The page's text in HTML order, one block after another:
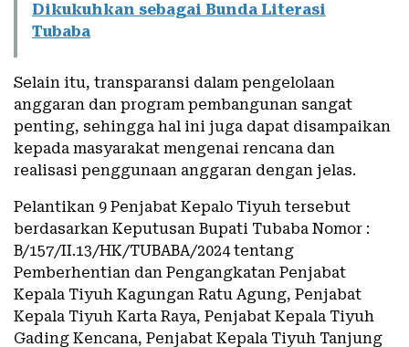
Dikukuhkan sebagai Bunda Literasi
Tubaba
Selain itu, transparansi dalam pengelolaan
anggaran dan program pembangunan sangat
penting, sehingga hal ini juga dapat disampaikan
kepada masyarakat mengenai rencana dan
realisasi penggunaan anggaran dengan jelas.
Pelantikan 9 Penjabat Kepalo Tiyuh tersebut
berdasarkan Keputusan Bupati Tubaba Nomor :
B/157/II.13/HK/TUBABA/2024 tentang
Pemberhentian dan Pengangkatan Penjabat
Kepala Tiyuh Kagungan Ratu Agung, Penjabat
Kepala Tiyuh Karta Raya, Penjabat Kepala Tiyuh
Gading Kencana, Penjabat Kepala Tiyuh Tanjung